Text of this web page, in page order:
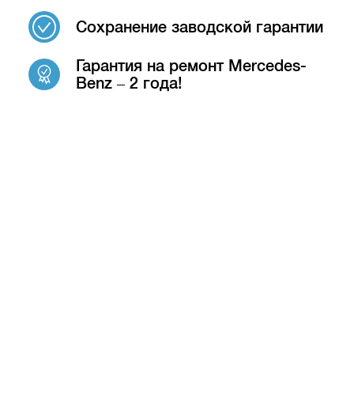
Сохранение заводской гарантии
Гарантия на ремонт Mercedes-
Benz – 2 года!